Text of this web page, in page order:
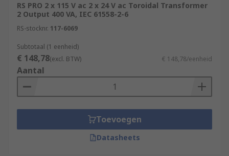
RS PRO 2 x 115 V ac 2 x 24 V ac Toroidal Transformer
2 Output 400 VA, IEC 61558-2-6
RS-stocknr. 117-6069
Subtotaal (1 eenheid)
€ 148,78(excl. BTW) € 148,78/eenheid
Aantal
Toevoegen
Datasheets